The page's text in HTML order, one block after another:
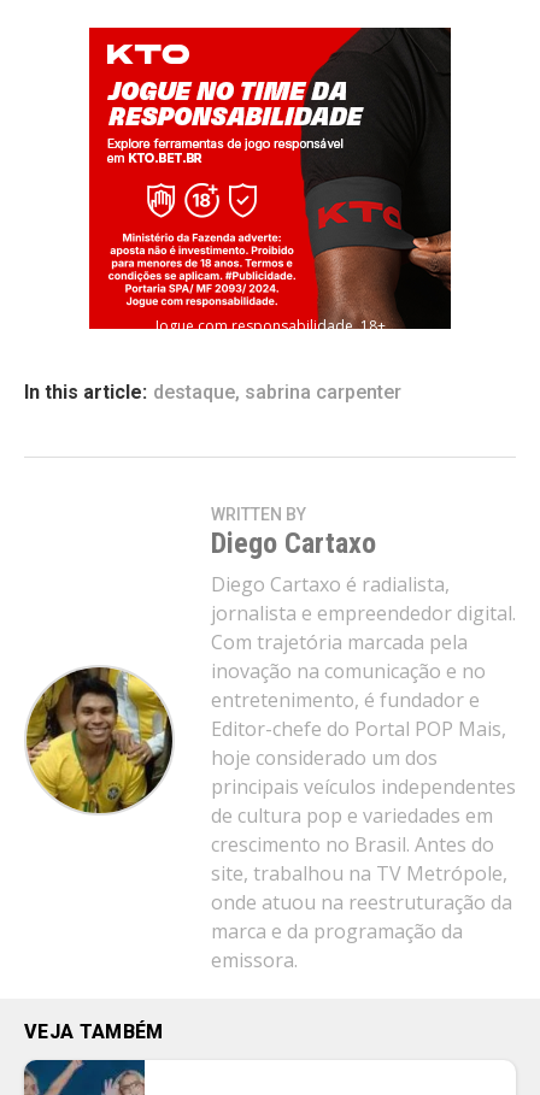
Jogue com responsabilidade. 18+
In this article: destaque, sabrina carpenter
WRITTEN BY
Diego Cartaxo
Diego Cartaxo é radialista,
jornalista e empreendedor digital.
Com trajetória marcada pela
inovação na comunicação e no
entretenimento, é fundador e
Editor-chefe do Portal POP Mais,
hoje considerado um dos
principais veículos independentes
de cultura pop e variedades em
crescimento no Brasil. Antes do
site, trabalhou na TV Metrópole,
onde atuou na reestruturação da
marca e da programação da
emissora.
VEJA TAMBÉM